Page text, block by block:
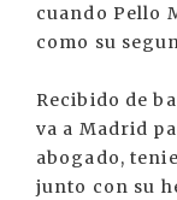
cuando Pello
como su
Recibido de
va a Madrid
abogado,
junto con su